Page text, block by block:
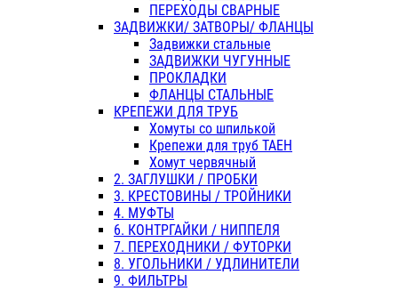
ПЕРЕХОДЫ СВАРНЫЕ
ЗАДВИЖКИ/ ЗАТВОРЫ/ ФЛАНЦЫ
Задвижки стальные
ЗАДВИЖКИ ЧУГУННЫЕ
ПРОКЛАДКИ
ФЛАНЦЫ СТАЛЬНЫЕ
КРЕПЕЖИ ДЛЯ ТРУБ
Хомуты со шпилькой
Крепежи для труб ТАЕН
Хомут червячный
2. ЗАГЛУШКИ / ПРОБКИ
3. КРЕСТОВИНЫ / ТРОЙНИКИ
4. МУФТЫ
6. КОНТРГАЙКИ / НИППЕЛЯ
7. ПЕРЕХОДНИКИ / ФУТОРКИ
8. УГОЛЬНИКИ / УДЛИНИТЕЛИ
9. ФИЛЬТРЫ